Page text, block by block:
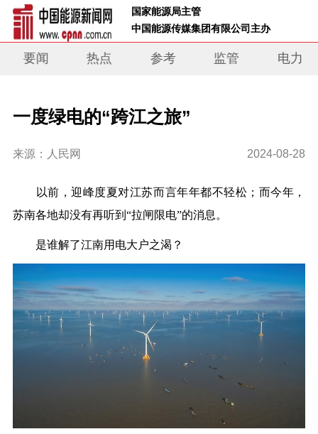
国家能源局主管
中国能源传媒集团有限公司主办
要闻 热点 参考 监管 电力
一度绿电的“跨江之旅”
来源：人民网 2024-08-28
以前，迎峰度夏对江苏而言年年都不轻松；而今年，
苏南各地却没有再听到“拉闸限电”的消息。
是谁解了江南用电大户之渴？